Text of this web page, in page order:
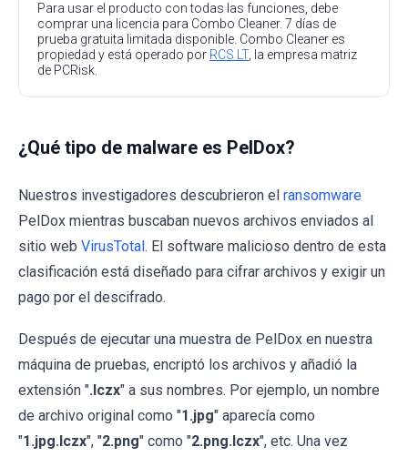
Para usar el producto con todas las funciones, debe
comprar una licencia para Combo Cleaner. 7 días de
prueba gratuita limitada disponible. Combo Cleaner es
propiedad y está operado por RCS LT, la empresa matriz
de PCRisk.
¿Qué tipo de malware es PelDox?
Nuestros investigadores descubrieron el ransomware
PelDox mientras buscaban nuevos archivos enviados al
sitio web VirusTotal. El software malicioso dentro de esta
clasificación está diseñado para cifrar archivos y exigir un
pago por el descifrado.
Después de ejecutar una muestra de PelDox en nuestra
máquina de pruebas, encriptó los archivos y añadió la
extensión ".lczx" a sus nombres. Por ejemplo, un nombre
de archivo original como "1.jpg" aparecía como
"1.jpg.lczx", "2.png" como "2.png.lczx", etc. Una vez